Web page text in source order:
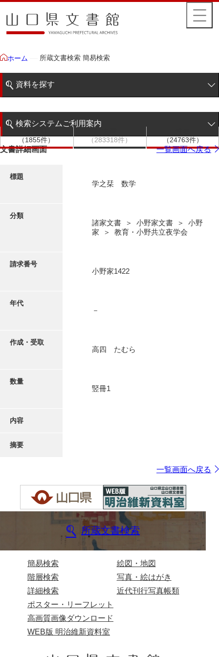
ホーム 所蔵文書検索 簡易検索
資料を探す
階層検索
写真・絵はがき
検索システムご利用案内
検索システムの利用について
（1855件）
（283318件）
（24763件）
文書詳細画面 一覧画面へ戻る
標題
学之栞 数学
分類
諸家文書 ＞ 小野家文書 ＞ 小野
家 ＞ 教育・小野共立夜学会
請求番号
小野家1422
年代
－
作成・受取
高四 たむら
数量
竪冊1
内容
摘要
一覧画面へ戻る
所蔵文書検索
簡易検索
階層検索
詳細検索
絵図・地図
写真・絵はがき
近代刊行写真帳類
ポスター・リーフレット
高画質画像ダウンロード
WEB版 明治維新資料室